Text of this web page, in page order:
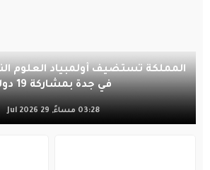
في جدة بمشاركة 19 دولة
03:28 مساءً, 29 Jul 2026